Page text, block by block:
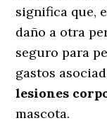
significa que,
daño a otra
seguro para
gastos
lesiones
mascota.